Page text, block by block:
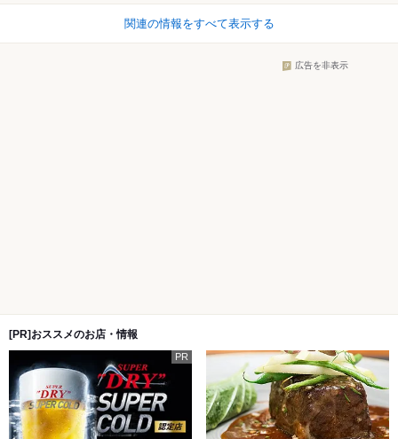
関連の情報をすべて表示する
広告を非表示
[PR]おススメのお店・情報
PR